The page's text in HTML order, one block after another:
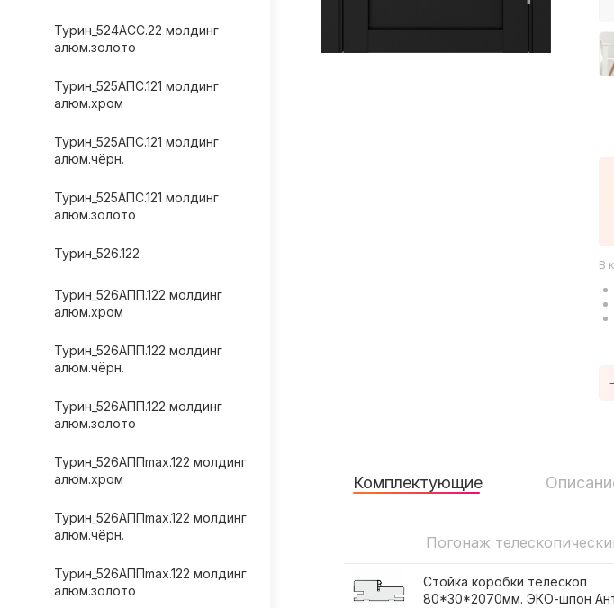
Турин_524АСС.22 молдинг
алюм.золото
Турин_525АПС.121 молдинг
алюм.хром
Турин_525АПС.121 молдинг
алюм.чёрн.
Турин_525АПС.121 молдинг
алюм.золото
Турин_526.122
Турин_526АПП.122 молдинг
алюм.хром
Турин_526АПП.122 молдинг
алюм.чёрн.
Турин_526АПП.122 молдинг
алюм.золото
Турин_526АППmax.122 молдинг
алюм.хром
Турин_526АППmax.122 молдинг
алюм.чёрн.
Турин_526АППmax.122 молдинг
алюм.золото
В
Комплектующие
Погонаж
Стойка коробки телескоп
80*30*2070мм. ЭКО-шпон